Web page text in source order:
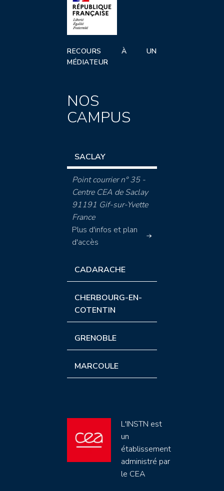
RECOURS À UN
MÉDIATEUR
NOS
CAMPUS
SACLAY
Point courrier n° 35 -
Centre CEA de Saclay
91191 Gif-sur-Yvette
France
Plus d'infos et plan
d'accès
CADARACHE
CHERBOURG-EN-
COTENTIN
GRENOBLE
MARCOULE
L'INSTN est
un
établissement
administré par
le CEA